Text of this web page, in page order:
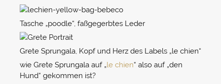
Tasche „poodle“, faßgegerbtes Leder
Grete Sprungala, Kopf und Herz des Labels „le chien“
wie Grete Sprungala auf „le chien“ also auf „den
Hund“ gekommen ist?